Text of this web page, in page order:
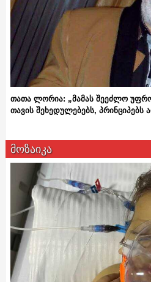
თათა ლორია: „მამას შეეძლო
თავის შეხედულებებს, პრინციპებს
მოზაიკა